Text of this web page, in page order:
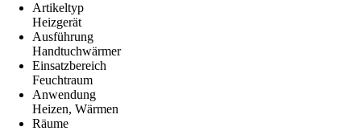
Artikeltyp
Heizgerät
Ausführung
Handtuchwärmer
Einsatzbereich
Feuchtraum
Anwendung
Heizen, Wärmen
Räume